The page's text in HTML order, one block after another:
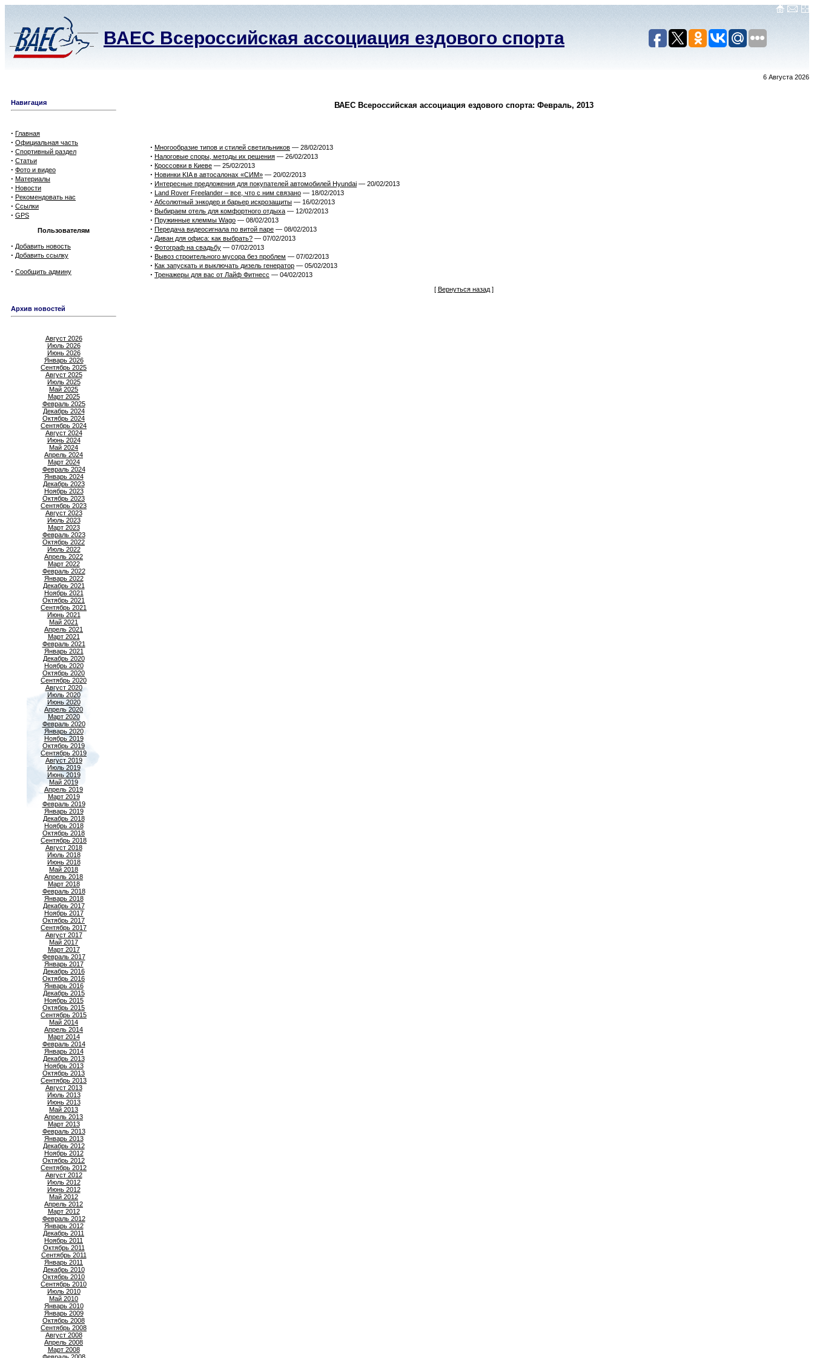
ВАЕС Всероссийская ассоциация ездового спорта
6 Августа 2026
Навигация
· Главная
· Официальная часть
· Спортивный раздел
· Статьи
· Фото и видео
· Материалы
· Новости
· Рекомендовать нас
· Ссылки
· GPS
Пользователям
· Добавить новость
· Добавить ссылку
· Сообщить админу
Архив новостей
Август 2026
Июль 2026
Июнь 2026
Январь 2026
Сентябрь 2025
Август 2025
Июль 2025
Май 2025
Март 2025
Февраль 2025
Декабрь 2024
Октябрь 2024
Сентябрь 2024
Август 2024
Июнь 2024
Май 2024
Апрель 2024
Март 2024
Февраль 2024
Январь 2024
Декабрь 2023
Ноябрь 2023
Октябрь 2023
Сентябрь 2023
Август 2023
Июль 2023
Март 2023
Февраль 2023
Октябрь 2022
Июль 2022
Апрель 2022
Март 2022
Февраль 2022
Январь 2022
Декабрь 2021
Ноябрь 2021
Октябрь 2021
Сентябрь 2021
Июнь 2021
Май 2021
Апрель 2021
Март 2021
Февраль 2021
Январь 2021
Декабрь 2020
Ноябрь 2020
Октябрь 2020
Сентябрь 2020
Август 2020
Июль 2020
Июнь 2020
Апрель 2020
Март 2020
Февраль 2020
Январь 2020
Ноябрь 2019
Октябрь 2019
Сентябрь 2019
Август 2019
Июль 2019
Июнь 2019
Май 2019
Апрель 2019
Март 2019
Февраль 2019
Январь 2019
Декабрь 2018
Ноябрь 2018
Октябрь 2018
Сентябрь 2018
Август 2018
Июль 2018
Июнь 2018
Май 2018
Апрель 2018
Март 2018
Февраль 2018
Январь 2018
Декабрь 2017
Ноябрь 2017
Октябрь 2017
Сентябрь 2017
Август 2017
Май 2017
Март 2017
Февраль 2017
Январь 2017
Декабрь 2016
Октябрь 2016
Январь 2016
Декабрь 2015
Ноябрь 2015
Октябрь 2015
Сентябрь 2015
Май 2014
Апрель 2014
Март 2014
Февраль 2014
Январь 2014
Декабрь 2013
Ноябрь 2013
Октябрь 2013
Сентябрь 2013
Август 2013
Июль 2013
Июнь 2013
Май 2013
Апрель 2013
Март 2013
Февраль 2013
Январь 2013
Декабрь 2012
Ноябрь 2012
Октябрь 2012
Сентябрь 2012
Август 2012
Июль 2012
Июнь 2012
Май 2012
Апрель 2012
Март 2012
Февраль 2012
Январь 2012
Декабрь 2011
Ноябрь 2011
Октябрь 2011
Сентябрь 2011
Январь 2011
Декабрь 2010
Октябрь 2010
Сентябрь 2010
Июль 2010
Май 2010
Январь 2010
Январь 2009
Октябрь 2008
Сентябрь 2008
Август 2008
Апрель 2008
Март 2008
ВАЕС Всероссийская ассоциация ездового спорта: Февраль, 2013
· Многообразие типов и стилей светильников — 28/02/2013
· Налоговые споры, методы их решения — 26/02/2013
· Кроссовки в Киеве — 25/02/2013
· Новинки KIA в автосалонах «СИМ» — 20/02/2013
· Интересные предложения для покупателей автомобилей Hyundai — 20/02/2013
· Land Rover Freelander – все, что с ним связано — 18/02/2013
· Абсолютный энкодер и барьер искрозащиты — 16/02/2013
· Выбираем отель для комфортного отдыха — 12/02/2013
· Пружинные клеммы Wago — 08/02/2013
· Передача видеосигнала по витой паре — 08/02/2013
· Диван для офиса: как выбрать? — 07/02/2013
· Фотограф на свадьбу — 07/02/2013
· Вывоз строительного мусора без проблем — 07/02/2013
· Как запускать и выключать дизель генератор — 05/02/2013
· Тренажеры для вас от Лайф Фитнесс — 04/02/2013
[ Вернуться назад]